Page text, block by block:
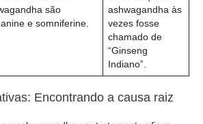
são
e somniferine.
ashwagandha às
vezes fosse
chamado de
“Ginseng
Indiano”.
Encontrando a causa raiz